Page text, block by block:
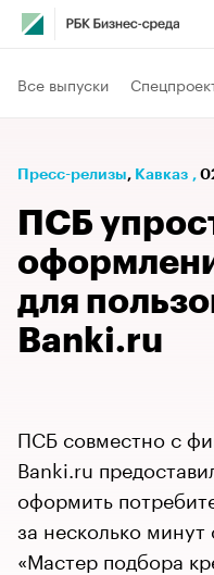
Все выпуски
Пресс-релизы⁠, Кавказ ,
ПСБ
для
Banki.ru
ПСБ совместно с
Banki.ru
оформить
за несколько
«Мастер подбора